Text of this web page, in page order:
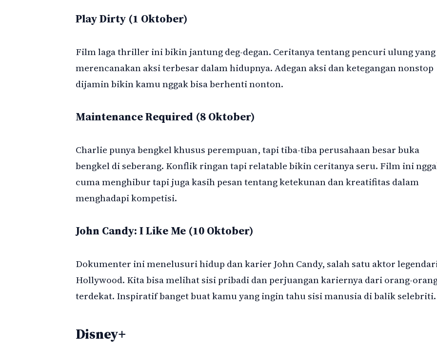
Play Dirty (1 Oktober)
Film laga thriller ini bikin jantung deg-degan. Ceritanya tentang pencuri ulung yang
merencanakan aksi terbesar dalam hidupnya. Adegan aksi dan ketegangan nonstop
dijamin bikin kamu nggak bisa berhenti nonton.
Maintenance Required (8 Oktober)
Charlie punya bengkel khusus perempuan, tapi tiba-tiba perusahaan besar buka
bengkel di seberang. Konflik ringan tapi relatable bikin ceritanya seru. Film ini
cuma menghibur tapi juga kasih pesan tentang ketekunan dan kreatifitas dalam
menghadapi kompetisi.
John Candy: I Like Me (10 Oktober)
Dokumenter ini menelusuri hidup dan karier John Candy, salah satu aktor
Hollywood. Kita bisa melihat sisi pribadi dan perjuangan kariernya dari orang-
terdekat. Inspiratif banget buat kamu yang ingin tahu sisi manusia di balik selebriti.
Disney+